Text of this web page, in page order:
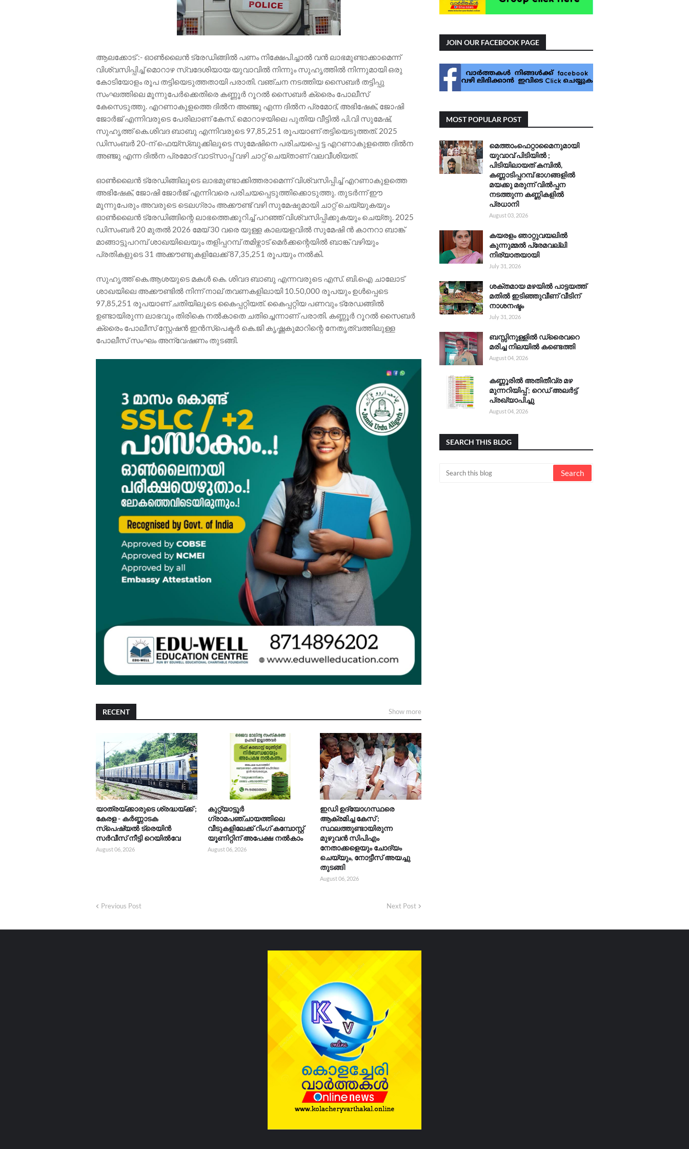
ആലക്കോട് :- ഓൺലൈൻ ട്രേഡിങ്ങിൽ പണം നിക്ഷേപിച്ചാൽ വൻ ലാഭമുണ്ടാക്കാമെന്ന്
വിശ്വസിപ്പിച്ച് മൊറാഴ സ്വദേശിയായ യുവാവിൽ നിന്നും സുഹൃത്തിൽ നിന്നുമായി ഒരു
കോടിയോളം രൂപ തട്ടിയെടുത്തതായി പരാതി. വഞ്ചന നടത്തിയ സൈബർ തട്ടിപ്പു
സംഘത്തിലെ മൂന്നുപേർക്കെതിരെ കണ്ണൂർ റൂറൽ സൈബർ ക്രൈം പോലീസ്
കേസെടുത്തു. എറണാകുളത്തെ ദിൽന അഞ്ജു എന്ന ദിൽന പ്രമോദ്, അഭിഷേക്, ജോഷി
ജോർജ് എന്നിവരുടെ പേരിലാണ് കേസ്. മൊറാഴയിലെ പുതിയ വീട്ടിൽ പി.വി സുമേഷ്,
സുഹൃത്ത് കെ.ശിവദ ബാബു എന്നിവരുടെ 97,85,251 രൂപയാണ് തട്ടിയെടുത്തത്. 2025
ഡിസംബർ 20-ന് ഫെയ്സ്ബുക്കിലൂടെ സുമേഷിനെ പരിചയപ്പെ ട്ട എറണാകുളത്തെ ദിൽന
അഞ്ജു എന്ന ദിൽന പ്രമോദ് വാട്സാപ്പ് വഴി ചാറ്റ് ചെയ്താണ് വലവീശിയത്.
ഓൺലൈൻ ട്രേഡിങ്ങിലൂടെ ലാഭമുണ്ടാക്കിത്തരാമെന്ന് വിശ്വസിപ്പിച്ച് എറണാകുളത്തെ
അഭിഷേക്, ജോഷി ജോർജ് എന്നിവരെ പരിചയപ്പെടുത്തിക്കൊടുത്തു. തുടർന്ന് ഈ
മൂന്നുപേരും അവരുടെ ടെലഗ്രാം അക്കൗണ്ട് വഴി സുമേഷുമായി ചാറ്റ് ചെയ്യുകയും
ഓൺലൈൻ ട്രേഡിങ്ങിന്റെ ലാഭത്തെക്കുറിച്ച് പറഞ്ഞ് വിശ്വസിപ്പിക്കുകയും ചെയ്തു. 2025
ഡിസംബർ 20 മുതൽ 2026 മേയ് 30 വരെ യുള്ള കാലയളവിൽ സുമേഷി ൻ കാനറാ ബാങ്ക്
മാങ്ങാട്ടുപറമ്പ് ശാഖയിലെയും തളിപ്പറമ്പ് തമിഴ്നാട് മെർക്കന്റെയിൽ ബാങ്ക് വഴിയും
പ്രതികളുടെ 31 അക്കൗണ്ടുകളിലേക്ക് 87,35,251 രൂപയും നൽകി.
സുഹൃത്ത് കെ.ആശയുടെ മകൾ കെ. ശിവദ ബാബു എന്നവരുടെ എസ്. ബി.ഐ ചാലോട്
ശാഖയിലെ അക്കൗണ്ടിൽ നിന്ന് നാല് തവണകളിലായി 10.50,000 രൂപയും ഉൾപ്പെടെ
97,85,251 രൂപയാണ് ചതിയിലൂടെ കൈപ്പറ്റിയത്. കൈപ്പറ്റിയ പണവും ട്രേഡങ്ങിൽ
ഉണ്ടായിരുന്ന ലാഭവും തിരികെ നൽകാതെ ചതിച്ചെന്നാണ് പരാതി. കണ്ണൂർ റൂറൽ സൈബർ
ക്രൈം പോലീസ് സ്റ്റേഷൻ ഇൻസ്പെക്ടർ കെ.ജി കൃഷ്ണകുമാറിന്റെ നേതൃത്വത്തിലുള്ള
പോലീസ് സംഘം അന്വേഷണം തുടങ്ങി.
RECENT Show more
യാത്രയ്‌ക്കാരുടെ ശ്രദ്ധയ്ക്ക് ;
കേരള - കർണ്ണാടക
സ്പെഷ്യൽ ട്രെയിൻ
സർവീസ് നീട്ടി റെയിൽവേ
August 06, 2026
കുറ്റ്യാട്ടൂർ
ഗ്രാമപഞ്ചായത്തിലെ
വീടുകളിലേക്ക് റിംഗ് കമ്പോസ്റ്റ്
യൂണിറ്റിന് അപേക്ഷ നൽകാം
August 06, 2026
ഇഡി ഉദ്യോഗസ്ഥരെ
ആക്രമിച്ച കേസ് ;
സ്ഥലത്തുണ്ടായിരുന്ന
മുഴുവൻ സിപിഎം
നേതാക്കളെയും ചോദ്യം
ചെയ്യും, നോട്ടീസ് അയച്ചു
തുടങ്ങി
August 06, 2026
Previous Post Next Post
JOIN OUR FACEBOOK PAGE
MOST POPULAR POST
മെത്താംഫെറ്റാമൈനുമായി
യുവാവ് പിടിയിൽ ;
പിടിയിലായത് കമ്പിൽ,
കണ്ണാടിപ്പറമ്പ് ഭാഗങ്ങളിൽ
മയക്കു മരുന്ന് വിൽപ്പന
നടത്തുന്ന കണ്ണികളിൽ
പ്രധാനി
August 03, 2026
കയരളം ഞാറ്റുവയലിൽ
കുന്നുമ്മൽ പ്രേമവല്ലി
നിര്യാതയായി
July 31, 2026
ശക്തമായ മഴയിൽ പാട്ടയത്ത്
മതിൽ ഇടിഞ്ഞുവീണ് വീടിന്
നാശനഷ്ടം
July 31, 2026
ബസ്സിനുള്ളിൽ ഡ്രൈവറെ
മരിച്ച നിലയിൽ കണ്ടെത്തി
August 04, 2026
കണ്ണൂരിൽ അതിതീവ്ര മഴ
മുന്നറിയിപ്പ് ; റെഡ് അലർട്ട്
പ്രഖ്യാപിച്ചു
August 04, 2026
SEARCH THIS BLOG